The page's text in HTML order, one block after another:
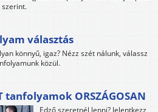
szerint.
választás
könnyű, igaz? Nézz szét nálunk, válassz
közül.
tanfolyamok ORSZÁGOSAN